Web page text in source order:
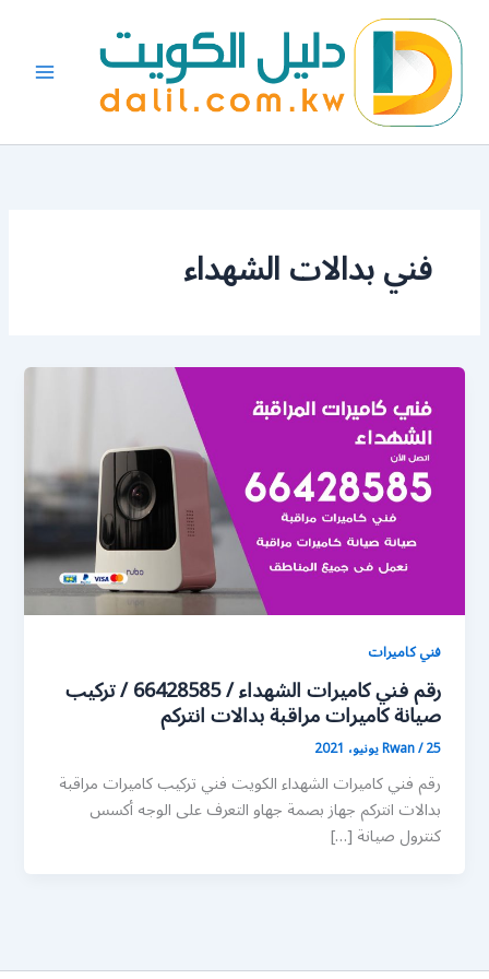
المحتوى
فني بدالات الشهداء
فني كاميرات
رقم فني كاميرات الشهداء / 66428585 / تركيب
صيانة كاميرات مراقبة بدالات انتركم
Rwan/25 يونيو، 2021
رقم فني كاميرات الشهداء الكويت فني تركيب كاميرات مراقبة
بدالات انتركم جهاز بصمة جهاو التعرف على الوجه أكسس
كنترول صيانة […]